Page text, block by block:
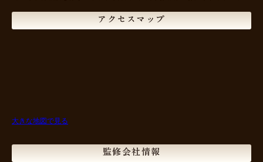
アクセスマップ
大きな地図で見る
監修会社情報